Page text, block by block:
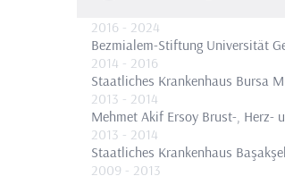
2016 - 2024
Bezmialem-Stiftung Universität
2014 - 2016
Staatliches Krankenhaus Bursa
2013 - 2014
Mehmet Akif Ersoy Brust-, Herz-
2013 - 2014
Staatliches Krankenhaus
2009 - 2013